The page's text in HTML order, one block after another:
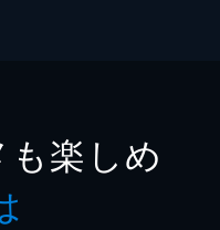
楽しめ